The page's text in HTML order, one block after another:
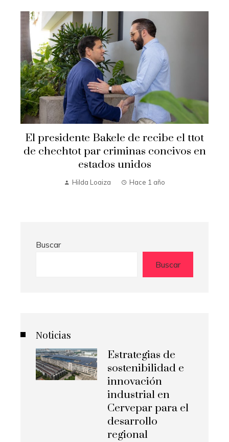
Secretario de Estado Marco Rubio
visita El Salvador
Hilda Loaiza Hace 1 año
Buscar
Buscar
Noticias
Estrategias de
sostenibilidad e
innovación
industrial en
Cervepar para el
desarrollo
regional